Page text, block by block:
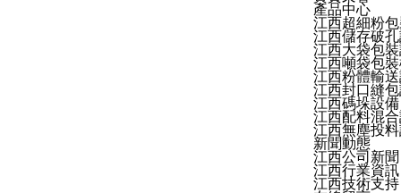
產品中心
江西超細粉
江西儲存破
江西大袋包
江西噸袋包
江西粉體輸
江西封口縫
江西碼垛設備
江西配料混
江西無塵投
新聞動態
江西公司新聞
江西行業資訊
江西技術支持